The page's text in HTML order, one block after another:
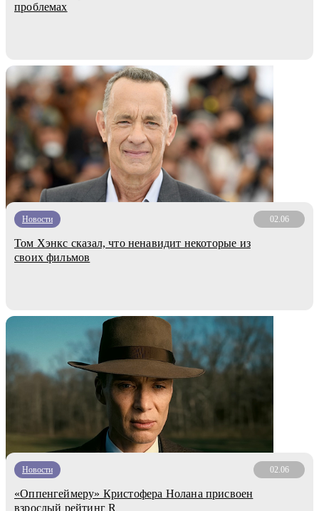
проблемах
Новости 02.06
Том Хэнкс cказал, что ненавидит некоторые из
своих фильмов
Новости 02.06
«Оппенгеймеру» Кристофера Нолана присвоен
взрослый рейтинг R